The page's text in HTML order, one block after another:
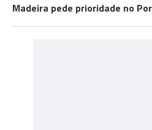
Madeira pede prioridade no